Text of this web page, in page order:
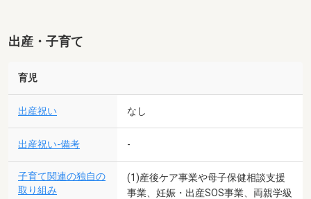
出産・子育て
育児
出産祝い なし
出産祝い-備考 -
子育て関連の独自の
取り組み
(1)産後ケア事業や母子保健相談支援
事業、妊娠・出産SOS事業、両親学級